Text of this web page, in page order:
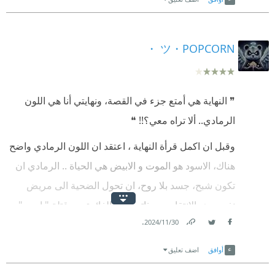
تصدقني، وتُوقِف بحثك ورائي، كي تمر الأيام بسلام، وأُنهي
بعض الترتيبات التي أقوم بها، لأن عندي صديق على
العشاء.
‫ (الجزار)»
تحكي الرواية عن أدم شاب طموح ومجتهد توظف في
احدى الشركات وفي فترة زمنية قصيرة جدا ترقى وشغل
منصب مدير الحسابات ، تزوج من ابنة عمه بتول بعد حب
استمر عمر من الزمن وانجبا قطعة من القمر هي نور ،
وفي احد الأيام وجد نفسه وقد تهجم عليه زائروا الليل في
منزله واخذوه هو وزوجته معهم مخلفين ورائهم ابنتهم
تم إتهام أدم بأنه الرأس المدبر لإحدى العمليات الإرهابية
🎭 بعد أن يتعرض آدم لتعذيب وحشي على يد ضباط أمن
زوجته التي تفارق الحياة لاحقًا، يُطلق سراحه ليكتشف أن
ابنته الرضيعة قد ماتت من الجوع والبكاء. 💔 هنا تنقلب
الأمور رأسًا على عقب، ويبدأ آدم رحلة انتقامية مظلمة،
يتحول فيها من رجل عادي إلى جزار لا يرحم، ساعيًا للثأر
القارئ يخفق مع كل صفحة. حسن الجندي يتقن صنع نوع
جديد من الرعب الدموي، بعيدًا عن الكليشيهات التقليدية
هل تجرؤ على خوض هذه الرحلة المروعة؟ 🩸
ツ・POPCORN ・
❞ النهاية هي أمتع جزء في القصة، ونهايتي أنا هي اللون
الرمادي.. ألا تراه معي؟!! ❝
وقبل ان اكمل قرأة النهاية ، اعتقد ان اللون الرمادي واضح
هناك، الاسود هو الموت و الابيض هي الحياة .. الرمادي ان
تكون شبح، جسد بلا روح، ان تحول الضحية الى مريض
نفسي هو الانتقام بحد ذاته ، فما الفائدة من قتلة " اسود".
الرمادي هو الانتقام الحقيقي ...
30‏/11‏/2024
.
أوافق اضف تعليق